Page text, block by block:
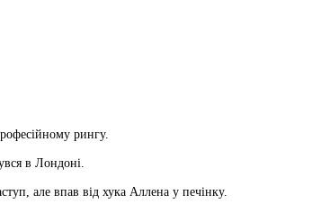
рингу.
в Лондоні.
але впав від хука Аллена у печінку.